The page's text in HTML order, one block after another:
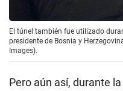
El túnel también fue utilizado
presidente de Bosnia y
Images).
Pero aún así, durante